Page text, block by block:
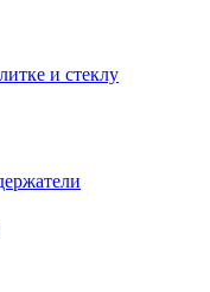
и стеклу